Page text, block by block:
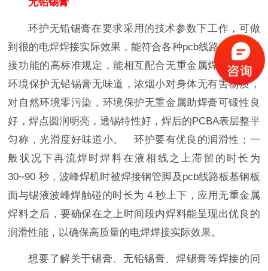
环护无铅锡膏在要求采用的技术参数下工作，可做
到很的电焊焊接实际效果，能符合各种pcb线路板电焊焊
接功能的高标准规定，能相互配合无重金属焊料应用；
环境保护无铅锡膏无味道，浓烟小对身体无有害物质，
对自然环境零污染，环境保护无重金属助焊膏可锻性良
好，焊点圆润明亮，透锡特性好，焊后的PCBA表层整平
匀称，光滑度好味道小。 环护要有优良的润滑性；一
般状况下再流焊时焊料在液相线之上滞留的时长为
30~90 秒，波峰焊机时被焊接钢管脚及pcb线路板基钢板
面与锡液波峰焊触碰的时长为 4 秒上下，应用无重金属
焊料之后，要确保在之上时间段内焊料能呈现出优良的
润滑性能，以确保高质量的电焊焊接实际效果。
想要了解关于锡膏、无铅锡膏、焊锡膏等焊接的问